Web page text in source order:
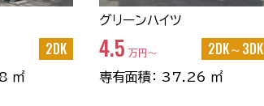
2DK
㎡
グリーンハイツ
4.5 万円〜 2DK～3DK
専有面積： 37.26 ㎡